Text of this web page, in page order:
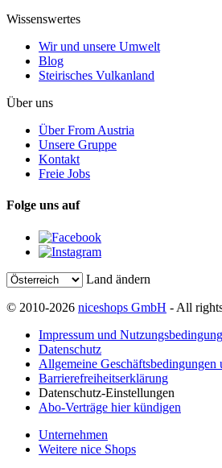
Wissenswertes
Wir und unsere Umwelt
Blog
Steirisches Vulkanland
Über uns
Über From Austria
Unsere Gruppe
Kontakt
Freie Jobs
Folge uns auf
Land ändern
© 2010-2026 niceshops GmbH - All
Impressum und
Datenschutz
Allgemeine
Barrierefreiheitserklärung
Datenschutz-Einstellungen
Abo-Verträge hier kündigen
Unternehmen
Weitere nice Shops